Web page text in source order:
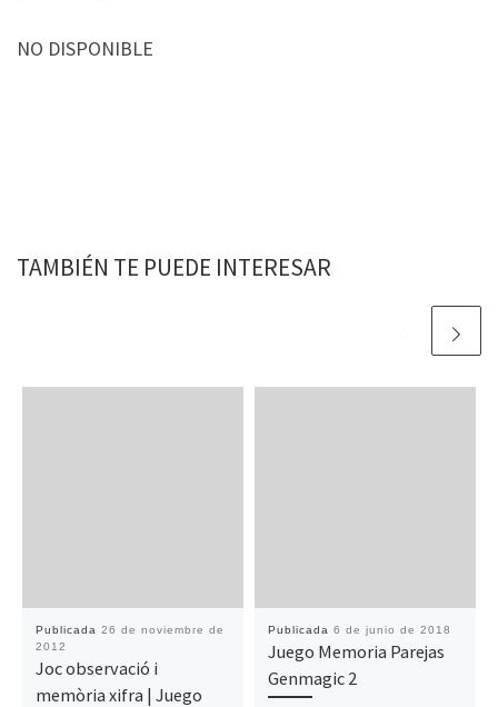
NO DISPONIBLE
TAMBIÉN TE PUEDE INTERESAR
Publicada 26 de noviembre de
2012
Joc observació i
memòria xifra | Juego
Publicada 6 de junio de 2018
Juego Memoria Parejas
Genmagic 2